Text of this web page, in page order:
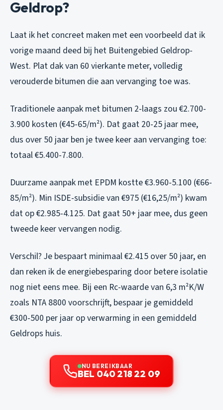
Geldrop?
Laat ik het concreet maken met een voorbeeld dat ik
vorige maand deed bij het Buitengebied Geldrop-
West. Plat dak van 60 vierkante meter, volledig
verouderde bitumen die aan vervanging toe was.
Traditionele aanpak met bitumen 2-laags zou €2.700-
3.900 kosten (€45-65/m²). Dat gaat 20-25 jaar mee,
dus over 50 jaar ben je twee keer aan vervanging toe:
totaal €5.400-7.800.
Duurzame aanpak met EPDM kostte €3.960-5.100 (€66-
85/m²). Min ISDE-subsidie van €975 (€16,25/m²) kwam
dat op €2.985-4.125. Dat gaat 50+ jaar mee, dus geen
tweede keer vervangen nodig.
Verschil? Je bespaart minimaal €2.415 over 50 jaar, en
dan reken ik de energiebesparing door betere isolatie
nog niet eens mee. Bij een Rc-waarde van 6,3 m²K/W
zoals NTA 8800 voorschrijft, bespaar je gemiddeld
€300-500 per jaar op verwarming in een gemiddeld
Geldrops huis.
NU BEREIKBAAR
BEL 040 218 22 09